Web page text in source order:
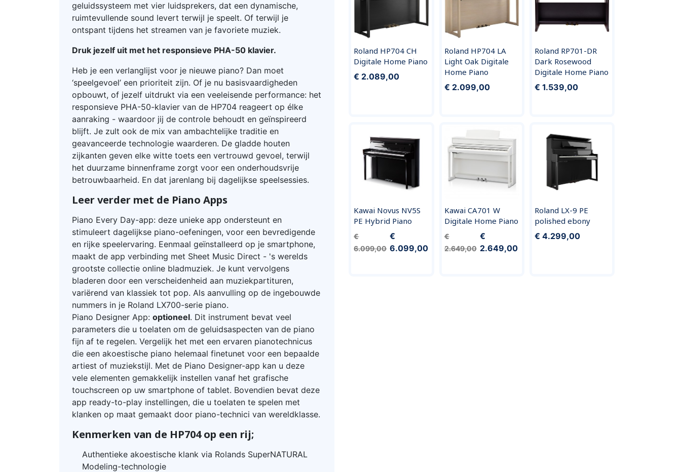
geluidssysteem met vier luidsprekers, dat een dynamische,
ruimtevullende sound levert terwijl je speelt. Of terwijl je
ontspant tijdens het streamen van je favoriete muziek.
Druk jezelf uit met het responsieve PHA-50 klavier.
Heb je een verlanglijst voor je nieuwe piano? Dan moet
‘speelgevoel’ een prioriteit zijn. Of je nu basisvaardigheden
opbouwt, of jezelf uitdrukt via een veeleisende performance: het
responsieve PHA-50-klavier van de HP704 reageert op élke
aanraking - waardoor jij de controle behoudt en geïnspireerd
blijft. Je zult ook de mix van ambachtelijke traditie en
geavanceerde technologie waarderen. De gladde houten
zijkanten geven elke witte toets een vertrouwd gevoel, terwijl
het duurzame binnenframe zorgt voor een onderhoudsvrije
betrouwbaarheid. En dat jarenlang bij dagelijkse speelsessies.
Leer verder met de Piano Apps
Piano Every Day-app: deze unieke app ondersteunt en
stimuleert dagelijkse piano-oefeningen, voor een bevredigende
en rijke speelervaring. Eenmaal geïnstalleerd op je smartphone,
maakt de app verbinding met Sheet Music Direct - 's werelds
grootste collectie online bladmuziek. Je kunt vervolgens
bladeren door een verscheidenheid aan muziekpartituren,
variërend van klassiek tot pop. Als aanvulling op de ingebouwde
nummers in je Roland LX700-serie piano.
Piano Designer App: optioneel. Dit instrument bevat veel
parameters die u toelaten om de geluidsaspecten van de piano
fijn af te regelen. Vergelijk het met een ervaren pianotechnicus
die een akoestische piano helemaal finetunet voor een bepaalde
artiest of muziekstijl. Met de Piano Designer-app kan u deze
vele elementen gemakkelijk instellen vanaf het grafische
touchscreen op uw smartphone of tablet. Bovendien bevat deze
app ready-to-play instellingen, die u toelaten te spelen met
klanken op maat gemaakt door piano-technici van wereldklasse.
Kenmerken van de HP704 op een rij;
Authentieke akoestische klank via Rolands SuperNATURAL
Modeling-technologie
Roland HP704 CH
Digitale Home Piano
€ 2.089,00
Roland HP704 LA
Light Oak Digitale
Home Piano
€ 2.099,00
Roland RP701-DR
Dark Rosewood
Digitale Home Piano
€ 1.539,00
Kawai Novus NV5S
PE Hybrid Piano
€
6.099,00
€
6.099,00
Kawai CA701 W
Digitale Home Piano
€
2.649,00
€
2.649,00
Roland LX-9 PE
polished ebony
€ 4.299,00